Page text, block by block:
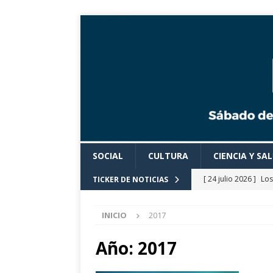
SOCIAL CULTURA CIENCIA Y
TICKER DE NOTICIAS [ 24 julio 2026 ]
INICIO 2017
Año: 2017